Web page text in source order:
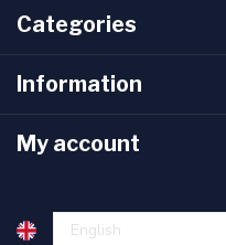
Categories
Information
My account